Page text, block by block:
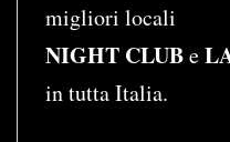
migliori locali
NIGHT CLUBe
in tutta Italia.